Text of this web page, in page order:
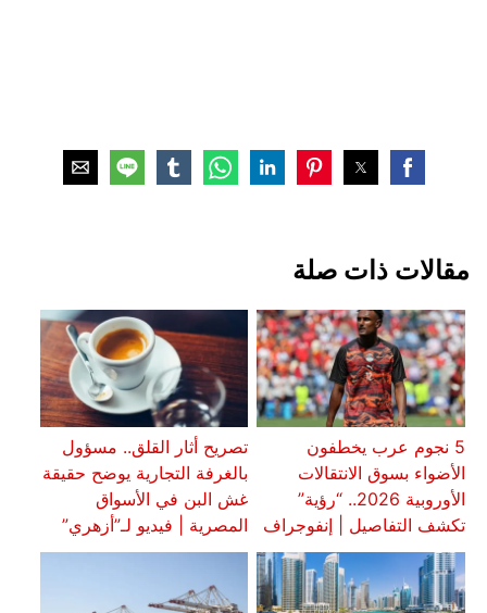
مقالات ذات صلة
5 نجوم عرب يخطفون
الأضواء بسوق الانتقالات
الأوروبية 2026.. “رؤية”
تكشف التفاصيل | إنفوجراف
تصريح أثار القلق.. مسؤول
بالغرفة التجارية يوضح حقيقة
غش البن في الأسواق
المصرية | فيديو لـ”أزهري”